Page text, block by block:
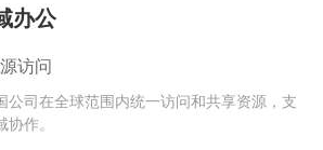
办公
访问
公司在全球范围内统一访问和共享资源，支
作。